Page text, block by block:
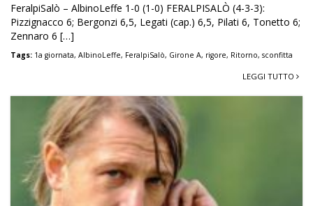
FeralpiSalò – AlbinoLeffe 1-0 (1-0) FERALPISALÒ (4-3-3):
Pizzignacco 6; Bergonzi 6,5, Legati (cap.) 6,5, Pilati 6, Tonetto 6;
Zennaro 6 […]
Tags: 1a giornata, AlbinoLeffe, FeralpiSalò, Girone A, rigore, Ritorno, sconfitta
LEGGI TUTTO